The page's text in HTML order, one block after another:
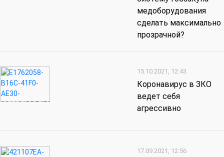
медоборудования
сделать максимально
прозрачной?
15.10.2021, 12:43
Коронавирус в ЗКО
ведет себя
агрессивно
17.09.2021, 12:56